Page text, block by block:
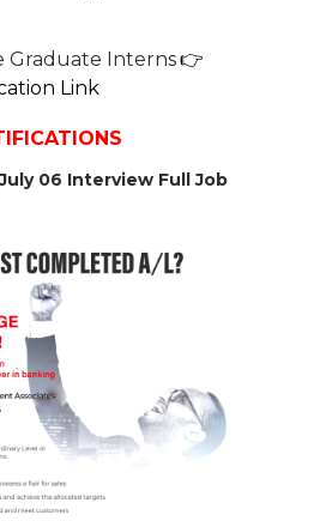
Graduate Interns👉
Link
06 Interview Full Job